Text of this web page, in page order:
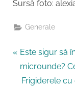
Sursă foto:
Generale
Navigare
în
P
r
e
Este sigur să
microunde?
N
Frigiderele